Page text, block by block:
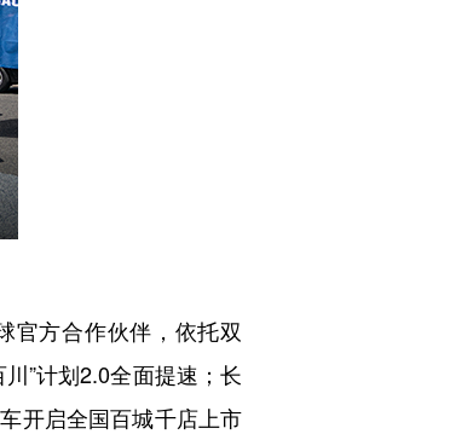
方合作伙伴，依托双
”计划2.0全面提速；长
开启全国百城千店上市